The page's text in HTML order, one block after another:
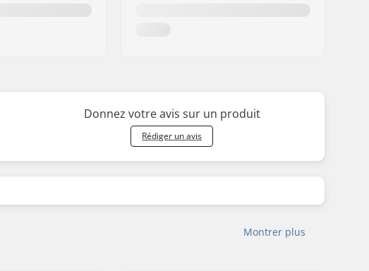
Donnez votre avis sur un produit
Rédiger un avis
Montrer plus